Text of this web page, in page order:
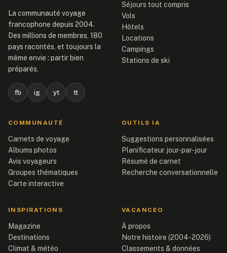
La communauté voyage
francophone depuis 2004.
Des millions de membres, 180
pays racontés, et toujours la
même envie : partir bien
préparés.
fb ig yt tt
Séjours tout compris
Vols
Hôtels
Locations
Campings
Stations de ski
COMMUNAUTÉ
Carnets de voyage
Albums photos
Avis voyageurs
Groupes thématiques
Carte interactive
OUTILS IA
Suggestions personnalisées
Planificateur jour-par-jour
Résumé de carnet
Recherche conversationnelle
INSPIRATIONS
Magazine
Destinations
Climat & météo
VACANCEO
À propos
Notre histoire (2004-2026)
Classements & données